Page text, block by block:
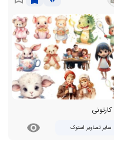
سایر تصاویر استوک visibility